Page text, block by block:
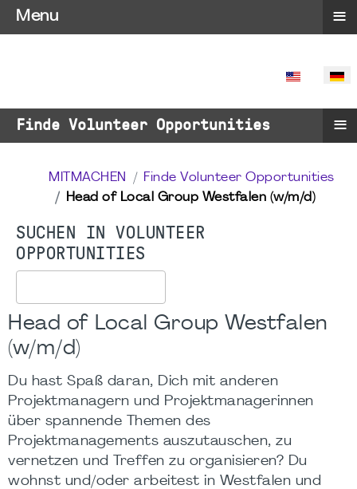
SPRACHE
Finde Volunteer Opportunities ≡
MITMACHEN
Finde Volunteer Opportunities
Head of Local Group Westfalen (w/m/d)
SUCHEN IN VOLUNTEER
OPPORTUNITIES
Head of Local Group Westfalen
(w/m/d)
Du hast Spaß daran, Dich mit anderen
Projektmanagern und Projektmanagerinnen
über spannende Themen des
Projektmanagements auszutauschen, zu
vernetzen und Treffen zu organisieren? Du
wohnst und/oder arbeitest in Westfalen und
Menu ≡